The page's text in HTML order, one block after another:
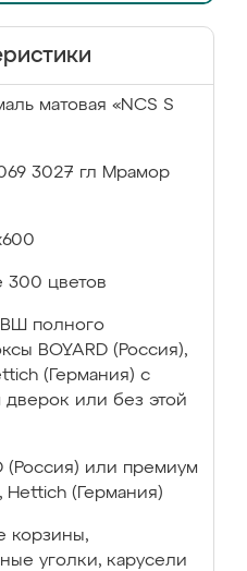
матовая «NCS S
3027 гл Мрамор
300 цветов
полного
BOYARD (Россия),
(Германия) с
или без этой
(Россия) или премиум
Hettich (Германия)
корзины,
уголки, карусели